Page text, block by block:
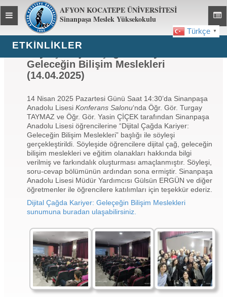
AFYON KOCATEPE ÜNİVERSİTESİ
Sinanpaşa Meslek Yüksekokulu
Toggle
global
navigation
Türkçe ▼
ETKİNLİKLER
Geleceğin Bilişim Meslekleri
(14.04.2025)
14 Nisan 2025 Pazartesi Günü Saat 14:30’da Sinanpaşa
Anadolu Lisesi Konferans Salonu‘nda Öğr. Gör. Turgay
TAYMAZ ve Öğr. Gör. Yasin ÇİÇEK tarafından Sinanpaşa
Anadolu Lisesi öğrencilerine “Dijital Çağda Kariyer:
Geleceğin Bilişim Meslekleri” başlığı ile söyleşi
gerçekleştirildi. Söyleşide öğrencilere dijital çağ, geleceğin
bilişim meslekleri ve eğitim olanakları hakkında bilgi
verilmiş ve farkındalık oluşturması amaçlanmıştır. Söyleşi,
soru-cevap bölümünün ardından sona ermiştir. Sinanpaşa
Anadolu Lisesi Müdür Yardımcısı Gülsün ERGÜN ve diğer
öğretmenler ile öğrencilere katılımları için teşekkür ederiz.
Dijital Çağda Kariyer: Geleçeğin Bilişim Meslekleri
sunumuna buradan ulaşabilirsiniz.